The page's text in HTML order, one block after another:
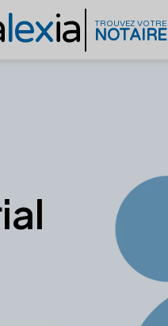
lexia TROUVEZ VOTRE
NOTAIRE